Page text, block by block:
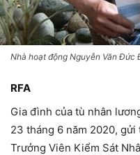
Nhà hoạt động Nguyễn Văn Đức
RFA
Gia đình của tù nhân
23 tháng 6 năm 2020,
Trưởng Viên Kiểm Sát